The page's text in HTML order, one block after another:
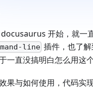
开始，就一
line 插件，也了
一直没搞明白怎么用这
果与如何使用，代码实